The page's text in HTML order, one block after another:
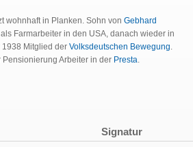
wohnhaft in Planken. Sohn von Gebhard
Farmarbeiter in den USA, danach wieder in
Mitglied der Volksdeutschen Bewegung.
Pensionierung Arbeiter in der Presta.
Signatur